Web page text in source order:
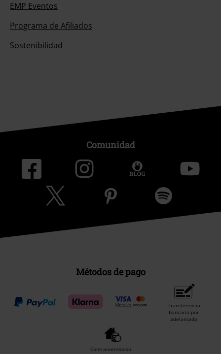
EMP Eventos
Programa de Afiliados
Sostenibilidad
Comunidad
Métodos de pago
Transferencia
bancaria por
adelantado
Contrareembolso